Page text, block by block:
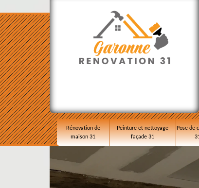
Rénovation de
maison 31
Peinture et nettoyage
façade 31
Pose de